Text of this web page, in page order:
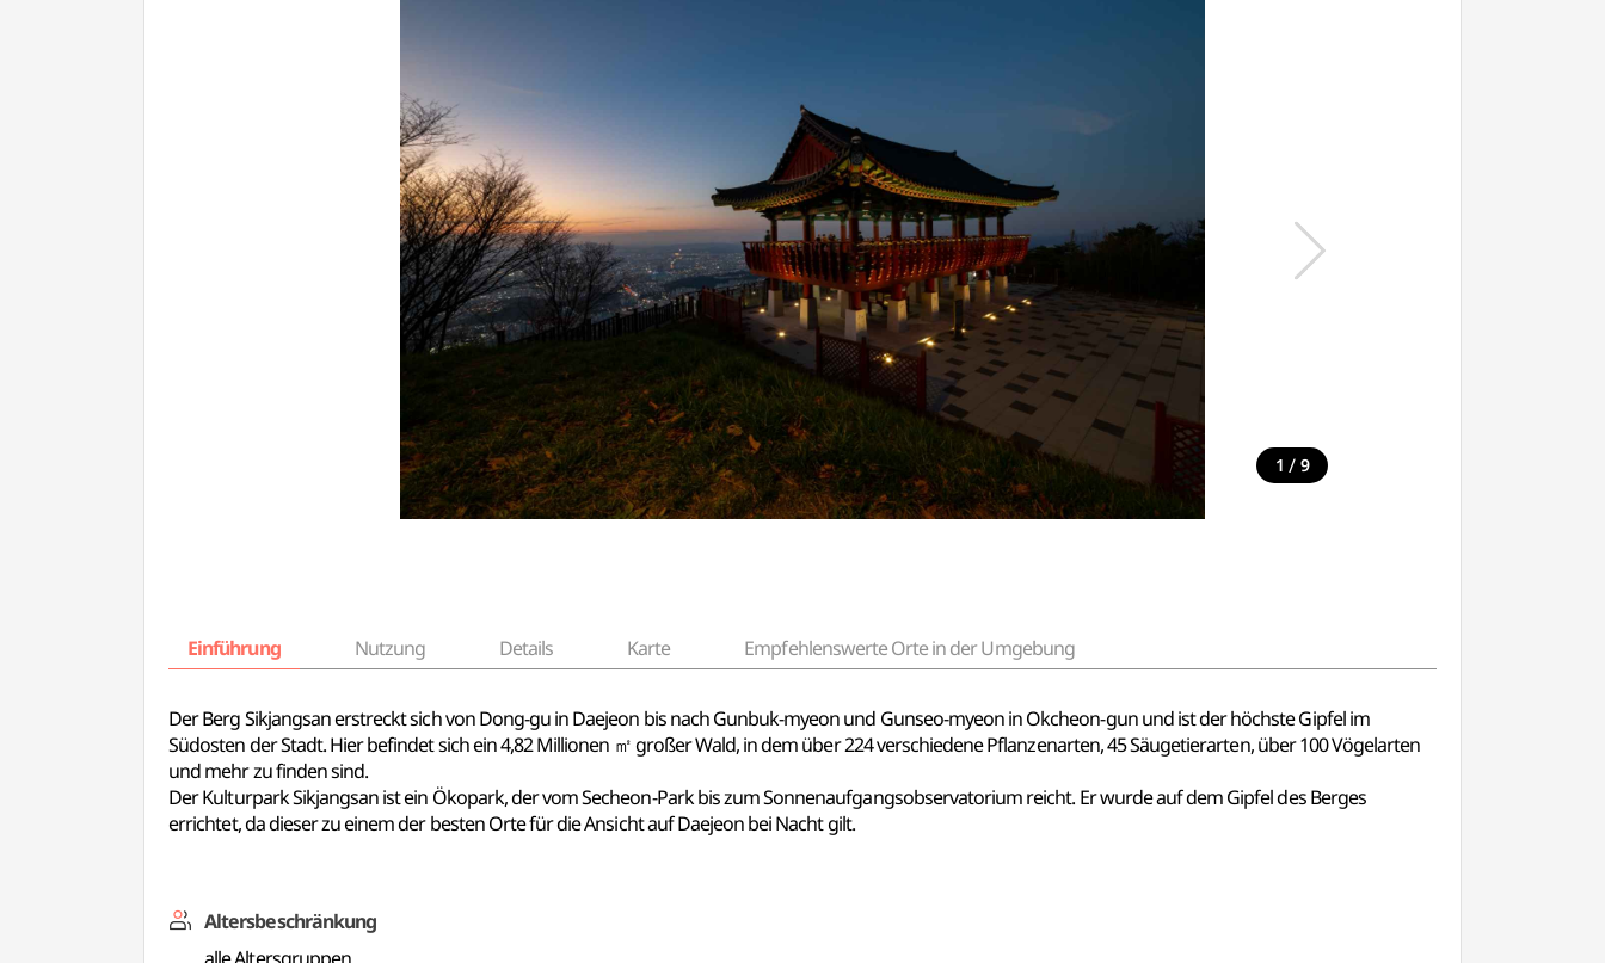
1 / 9
Einführung Nutzung Details Karte Empfehlenswerte Orte in der Umgebung
Der Berg Sikjangsan erstreckt sich von Dong-gu in Daejeon bis nach Gunbuk-myeon und Gunseo-myeon in Okcheon-gun und ist der höchste Gipfel im
Südosten der Stadt. Hier befindet sich ein 4,82 Millionen ㎡ großer Wald, in dem über 224 verschiedene Pflanzenarten, 45 Säugetierarten, über 100 Vögelarten
und mehr zu finden sind.
Der Kulturpark Sikjangsan ist ein Ökopark, der vom Secheon-Park bis zum Sonnenaufgangsobservatorium reicht. Er wurde auf dem Gipfel des Berges
errichtet, da dieser zu einem der besten Orte für die Ansicht auf Daejeon bei Nacht gilt.
Altersbeschränkung